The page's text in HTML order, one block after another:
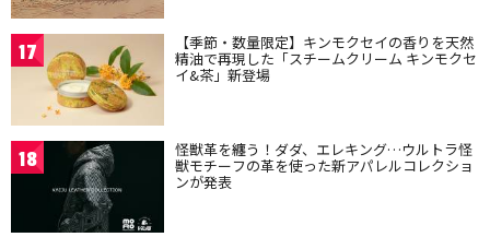
17 【季節・数量限定】キンモクセイの香りを天然
精油で再現した「スチームクリーム キンモクセ
イ&茶」新登場
18 怪獣革を纏う！ダダ、エレキング…ウルトラ怪
獣モチーフの革を使った新アパレルコレクショ
ンが発表